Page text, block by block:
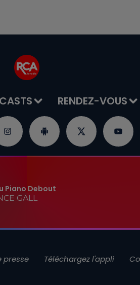
RENDEZ-VOUS
Piano Debout
GALL
presse Téléchargez l'appli